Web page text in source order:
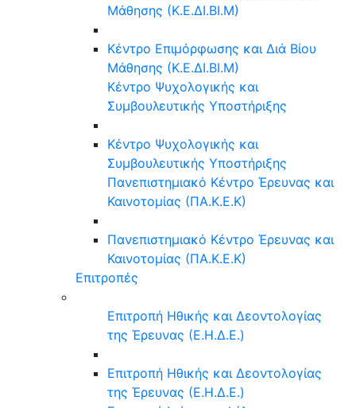
Μάθησης (Κ.Ε.ΔΙ.ΒΙ.Μ)
Κέντρο Επιμόρφωσης και Διά Βίου
Μάθησης (Κ.Ε.ΔΙ.ΒΙ.Μ)
Κέντρο Ψυχολογικής και
Συμβουλευτικής Υποστήριξης
Κέντρο Ψυχολογικής και
Συμβουλευτικής Υποστήριξης
Πανεπιστημιακό Κέντρο Έρευνας και
Καινοτομίας (ΠΑ.Κ.Ε.Κ)
Πανεπιστημιακό Κέντρο Έρευνας και
Καινοτομίας (ΠΑ.Κ.Ε.Κ)
Επιτροπές
Επιτροπή Ηθικής και Δεοντολογίας
της Έρευνας (Ε.Η.Δ.Ε.)
Επιτροπή Ηθικής και Δεοντολογίας
της Έρευνας (Ε.Η.Δ.Ε.)